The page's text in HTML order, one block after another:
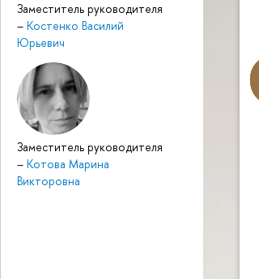
Заместитель руководителя
– Костенко Василий
Юрьевич
Заместитель руководителя
– Котова Марина
Викторовна